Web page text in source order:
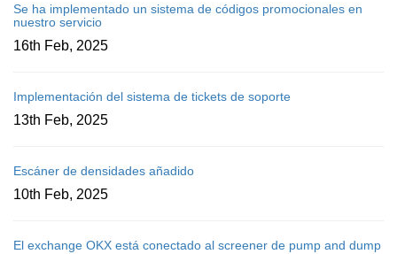
Se ha implementado un sistema de códigos promocionales en
nuestro servicio
16th Feb, 2025
Implementación del sistema de tickets de soporte
13th Feb, 2025
Escáner de densidades añadido
10th Feb, 2025
El exchange OKX está conectado al screener de pump and dump